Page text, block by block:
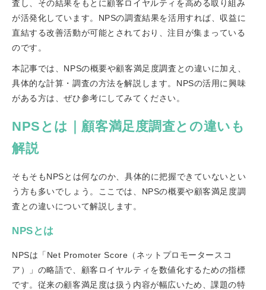
査し、その結果をもとに顧客ロイヤルティを高める取り組み
が活発化しています。NPSの調査結果を活用すれば、収益に
直結する改善活動が可能とされており、注目が集まっている
のです。
本記事では、NPSの概要や顧客満足度調査との違いに加え、
具体的な計算・調査の方法を解説します。NPSの活用に興味
がある方は、ぜひ参考にしてみてください。
NPSとは｜顧客満足度調査との違いも
解説
そもそもNPSとは何なのか、具体的に把握できていないとい
う方も多いでしょう。ここでは、NPSの概要や顧客満足度調
査との違いについて解説します。
NPSとは
NPSは「Net Promoter Score（ネットプロモータースコ
ア）」の略語で、顧客ロイヤルティを数値化するための指標
です。従来の顧客満足度は扱う内容が幅広いため、課題の特